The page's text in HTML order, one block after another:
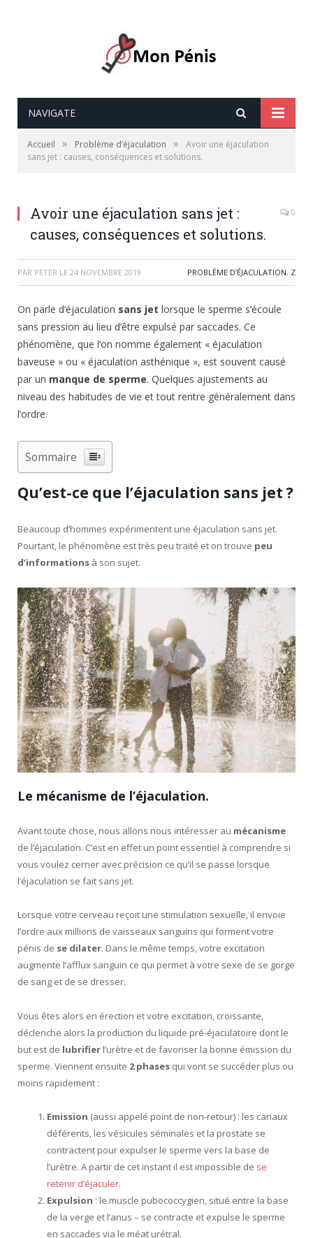
NAVIGATE
Accueil » Problème d’éjaculation »
Avoir une éjaculation
sans jet : causes, conséquences et solutions.
Avoir une éjaculation sans jet :
causes, conséquences et solutions.
0
PAR PETER LE 24 NOVEMBRE 2019 PROBLÈME D’ÉJACULATION, Z
On parle d’éjaculation sans jet lorsque le sperme s’écoule
sans pression au lieu d’être expulsé par saccades. Ce
phénomène, que l’on nomme également « éjaculation
baveuse » ou « éjaculation asthénique », est souvent causé
par un manque de sperme. Quelques ajustements au
niveau des habitudes de vie et tout rentre généralement dans
l’ordre.
Sommaire
Qu’est-ce que l’éjaculation sans jet ?
Beaucoup d’hommes expérimentent une éjaculation sans jet.
Pourtant, le phénomène est très peu traité et on trouve peu
d’informations à son sujet.
Le mécanisme de l’éjaculation.
Avant toute chose, nous allons nous intéresser au mécanisme
de l’éjaculation. C’est en effet un point essentiel à comprendre si
vous voulez cerner avec précision ce qu’il se passe lorsque
l’éjaculation se fait sans jet.
Lorsque votre cerveau reçoit une stimulation sexuelle, il envoie
l’ordre aux millions de vaisseaux sanguins qui forment votre
pénis de se dilater. Dans le même temps, votre excitation
augmente l’afflux sanguin ce qui permet à votre sexe de se gorge
de sang et de se dresser.
Vous êtes alors en érection et votre excitation, croissante,
déclenche alors la production du liquide pré-éjaculatoire dont le
but est de lubrifier l’urètre et de favoriser la bonne émission du
sperme. Viennent ensuite 2 phases qui vont se succéder plus ou
moins rapidement :
Emission (aussi appelé point de non-retour) : les canaux
déférents, les vésicules séminales et la prostate se
contractent pour expulser le sperme vers la base de
l’urètre. A partir de cet instant il est impossible de se
retenir d’éjaculer.
Expulsion : le muscle pubococcygien, situé entre la base
de la verge et l’anus – se contracte et expulse le sperme
en saccades via le méat urétral.